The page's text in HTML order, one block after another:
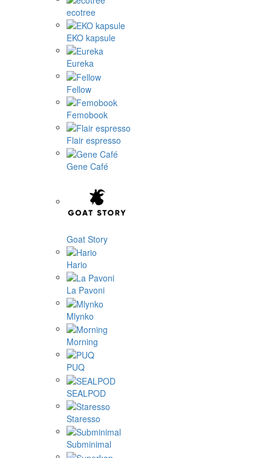
ecotree
EKO kapsule
Eureka
Fellow
Femobook
Flair espresso
Gene Café
Goat Story
Hario
La Pavoni
Mlynko
Morning
PUQ
SEALPOD
Staresso
Subminimal